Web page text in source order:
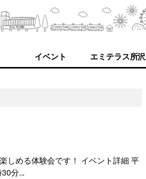
イベント エミテラス所沢
しめる体験会です！ イベント詳細 平
分...